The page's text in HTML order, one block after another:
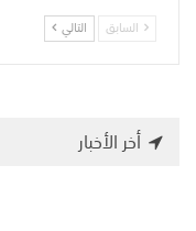
السابق التالي
أخر الأخبار